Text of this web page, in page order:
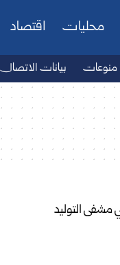
محليات اقتصاد
منوعات بيانات الاتصال